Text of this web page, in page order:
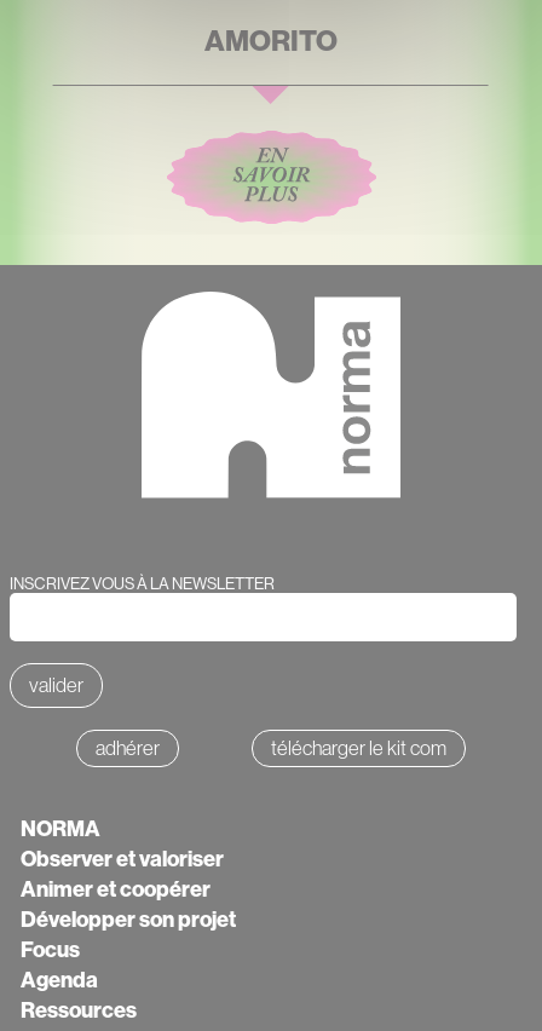
AMORITO
Webform
INSCRIVEZ VOUS À LA NEWSLETTER
adhérer télécharger le kit com
Texte
NORMA
Observer et valoriser
Animer et coopérer
Développer son projet
Focus
Agenda
Ressources